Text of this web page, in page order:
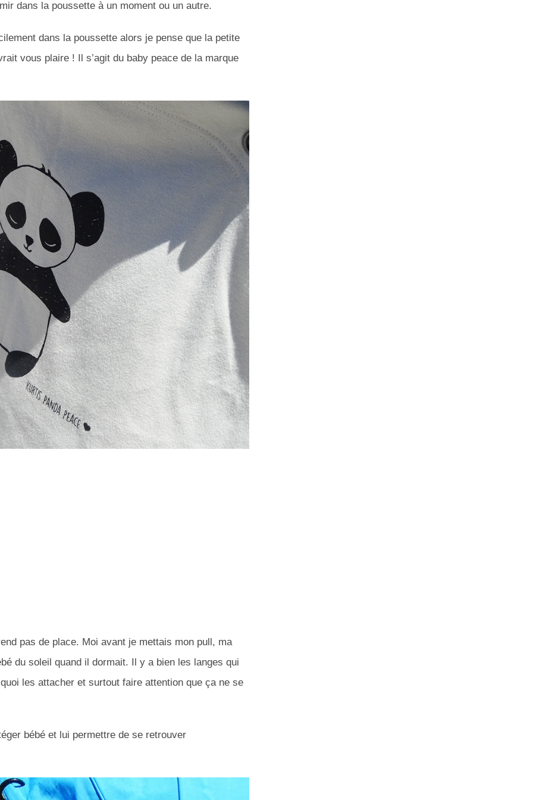
dans la poussette à un moment ou un autre.
dans la poussette alors je pense que la petite
vous plaire ! Il s’agit du baby peace de la marque
pas de place. Moi avant je mettais mon pull, ma
du soleil quand il dormait. Il y a bien les langes qui
les attacher et surtout faire attention que ça ne se
bébé et lui permettre de se retrouver